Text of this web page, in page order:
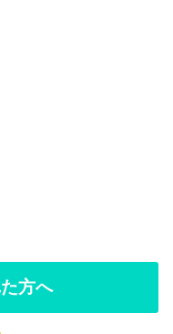
方へ